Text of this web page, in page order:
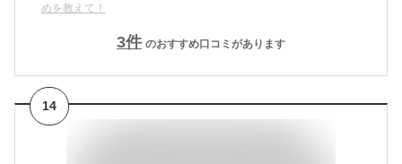
めを教えて！
3件 のおすすめ口コミがあります
14